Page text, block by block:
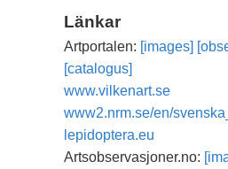
Länkar
Artportalen: [images]
[catalogus]
www.vilkenart.se
www2.nrm.se/en/
lepidoptera.eu
Artsobservasjoner.no: